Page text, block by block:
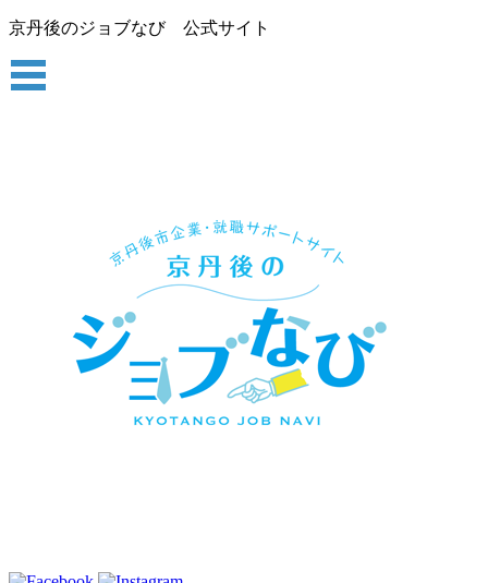
京丹後のジョブなび 公式サイト